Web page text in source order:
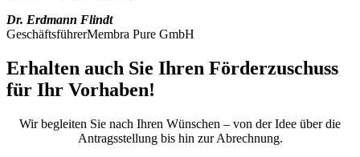
Dr. Erdmann Flindt
GeschäftsführerMembra Pure GmbH
Erhalten auch Sie Ihren Förderzuschuss
für Ihr Vorhaben!
Wir begleiten Sie nach Ihren Wünschen – von der Idee über die
Antragsstellung bis hin zur Abrechnung.